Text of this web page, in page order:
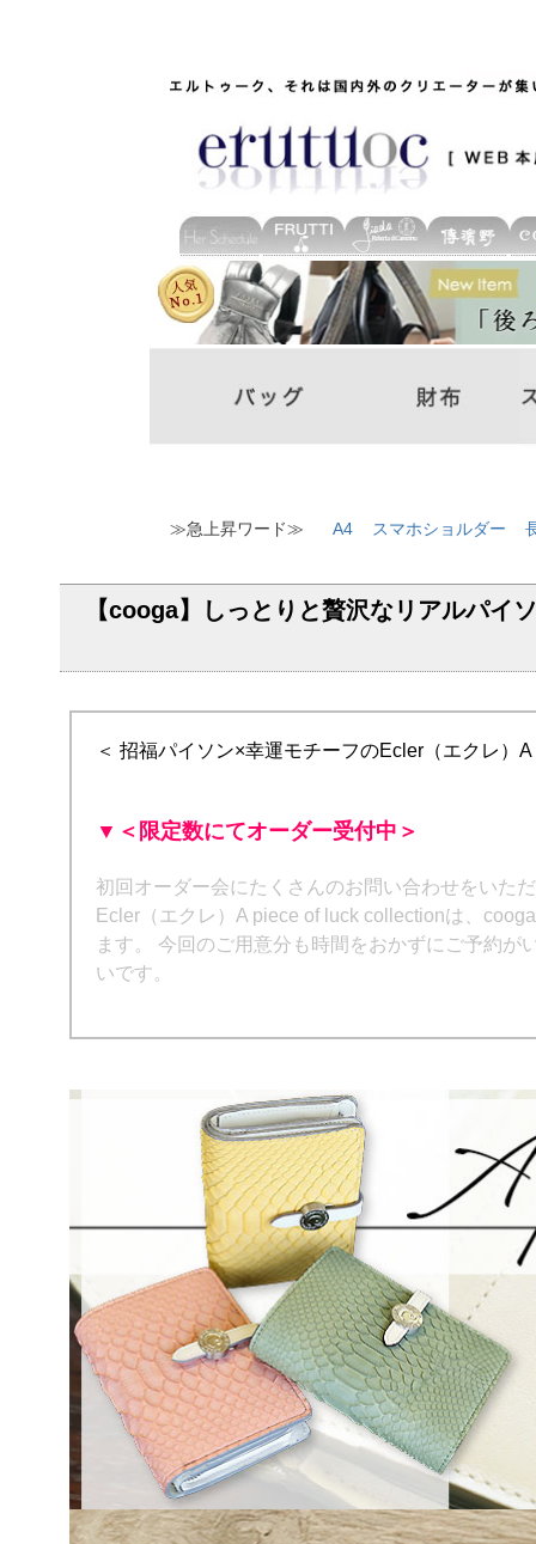
≫急上昇ワード≫ A4 スマホショルダー
【cooga】しっとりと贅沢なリアルパ
＜ 招福パイソン×幸運モチーフのEcler（エクレ）
▼＜限定数にてオーダー受付中＞
初回オーダー会にたくさんのお問い合わせをいた
Ecler（エクレ）A piece of luck collectionは、
ます。 今回のご用意分も時間をおかずにご予約
いです。